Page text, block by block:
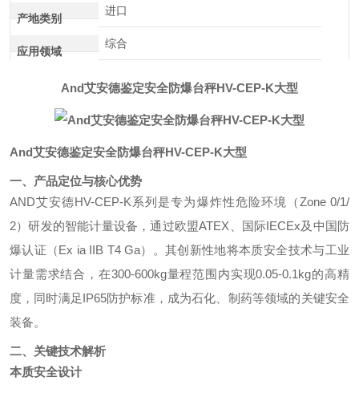
产地类别
进口
应用领域
综合
And艾安德鉴定安全防爆台秤HV-CEP-K大型
And艾安德鉴定安全防爆台秤HV-CEP-K大型
一、产品定位与核心优势
AND艾安德HV-CEP-K系列是专为爆炸性危险环境（Zone 0/1/
2）研发的智能计量设备，通过欧盟ATEX、国际IECEx及中国防
爆认证（Ex ia IIB T4 Ga）。其创新性地将本质安全技术与工业
计量需求结合，在300-600kg量程范围内实现0.05-0.1kg的高精
度，同时满足IP65防护标准，成为石化、制药等领域的关键安全
装备。
二、关键技术解析
本质安全设计